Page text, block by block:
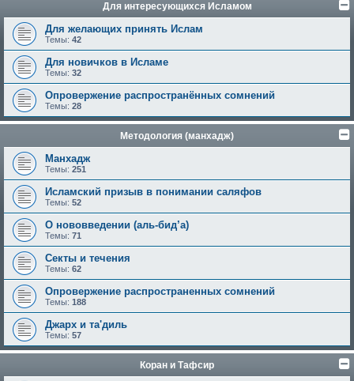
Для интересующихся Исламом
Для желающих принять Ислам
Темы: 42
Для новичков в Исламе
Темы: 32
Опровержение распространённых сомнений
Темы: 28
Методология (манхадж)
Манхадж
Темы: 251
Исламский призыв в понимании саляфов
Темы: 52
О нововведении (аль-бид’а)
Темы: 71
Секты и течения
Темы: 62
Опровержение распространенных сомнений
Темы: 188
Джарх и та'диль
Темы: 57
Коран и Тафсир